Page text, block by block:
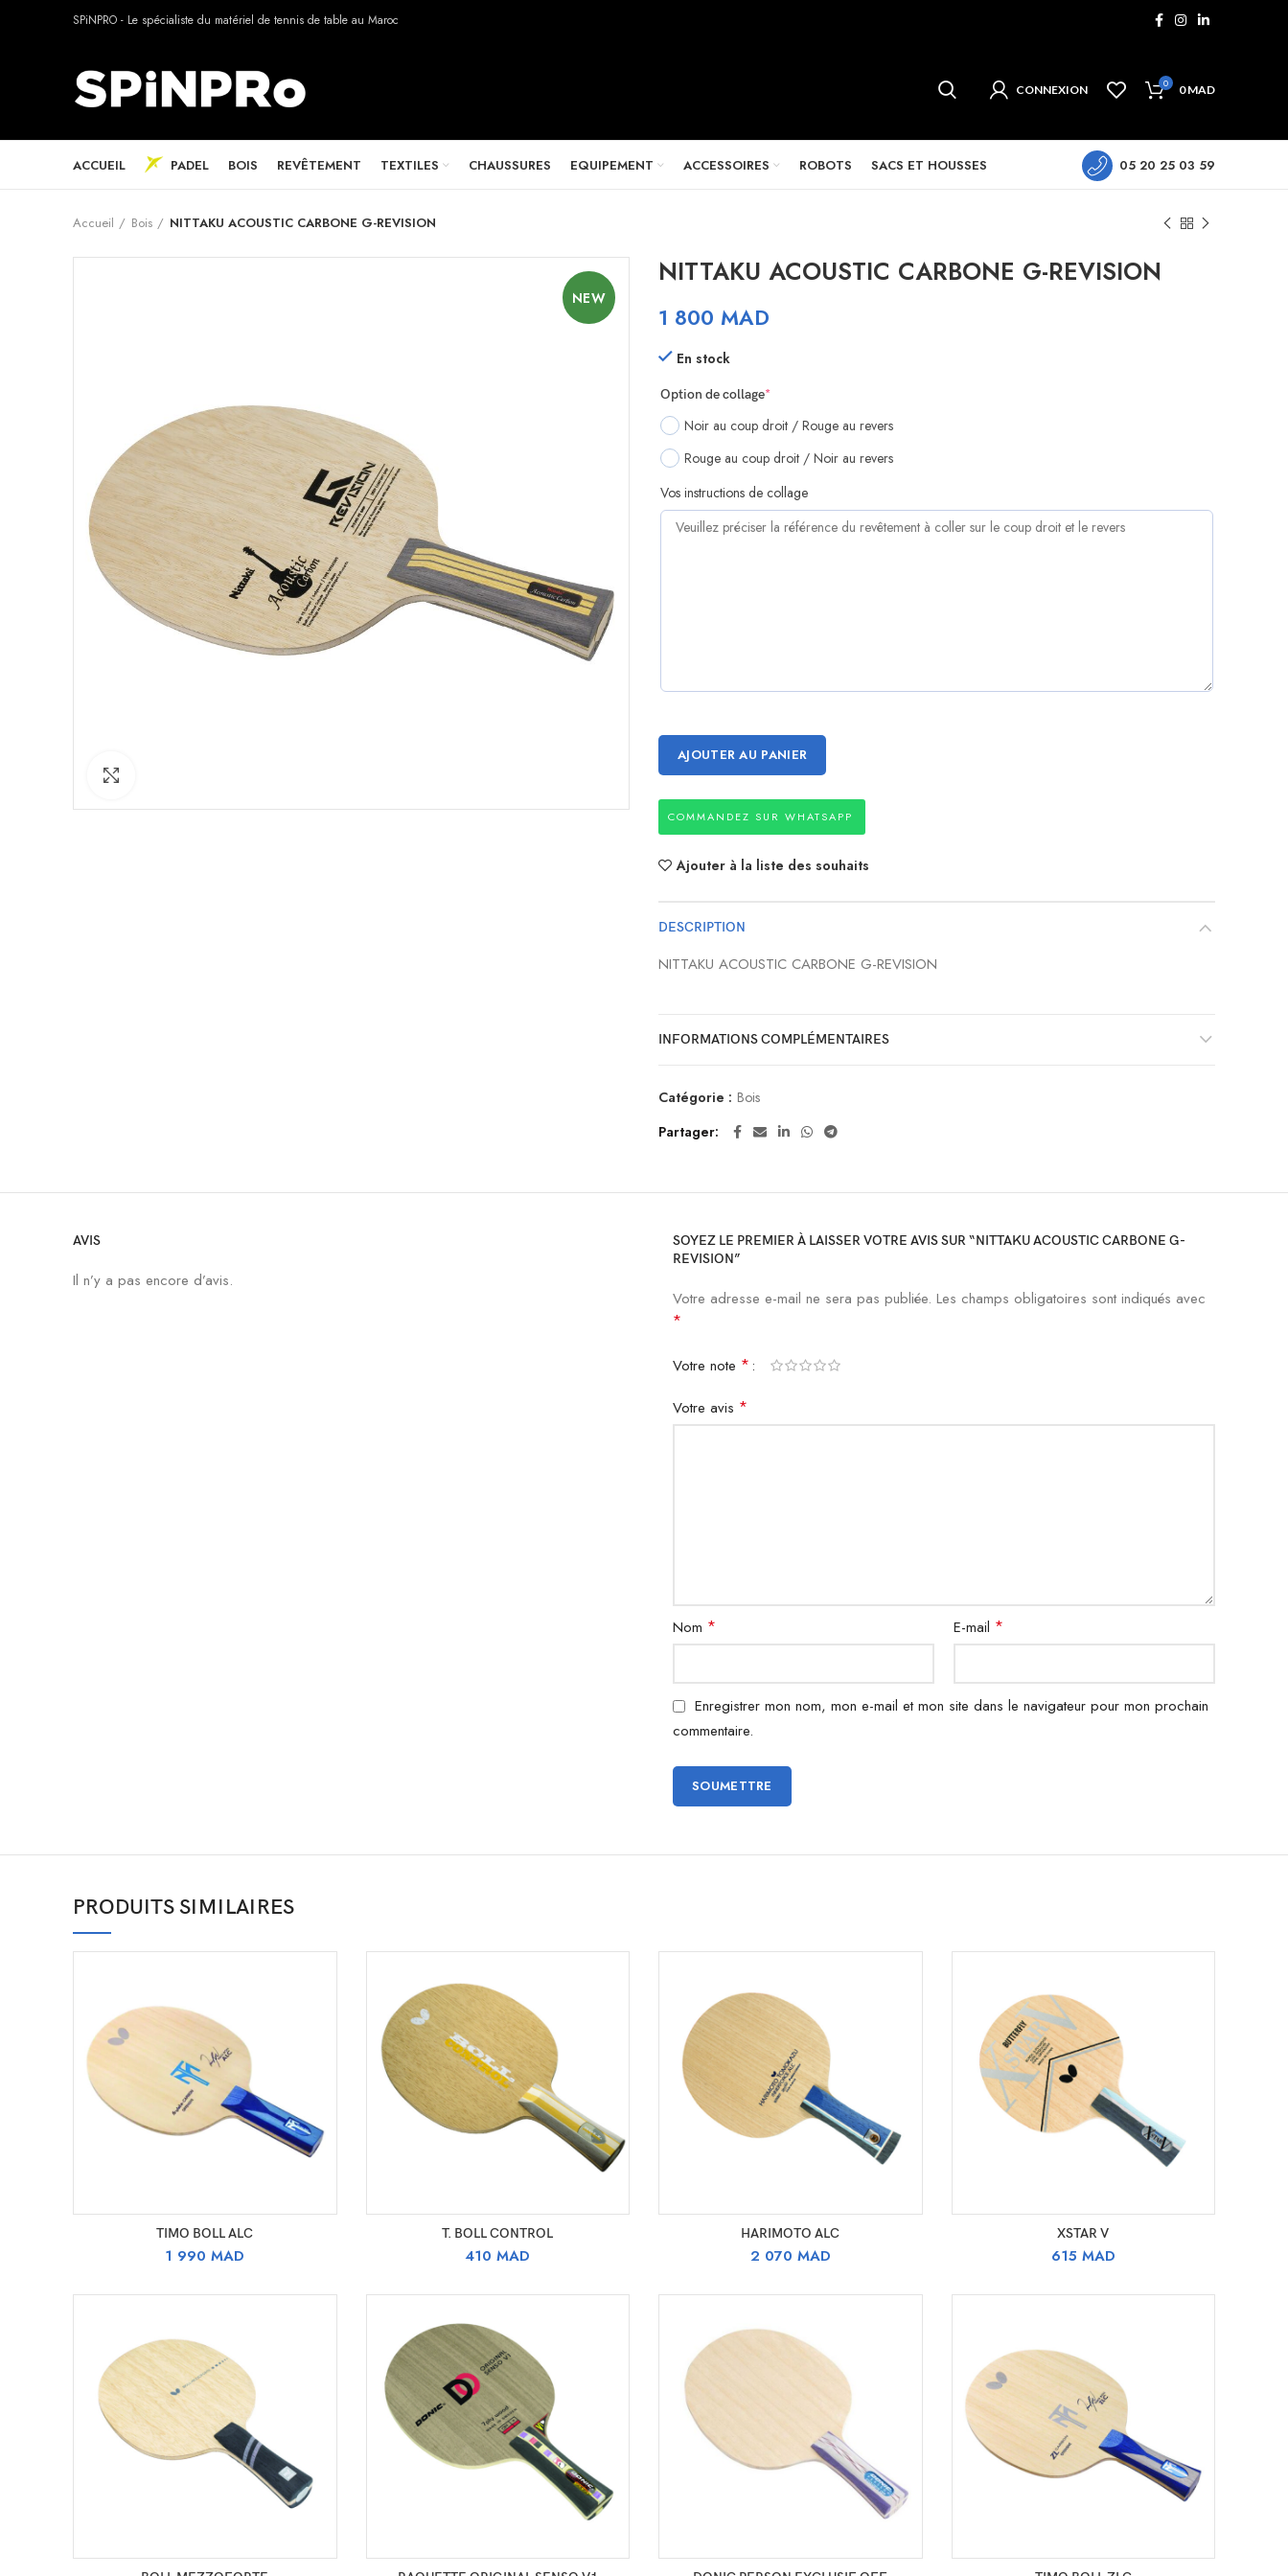
SPiNPRO - Le spécialiste du matériel de tennis de table au Maroc
CONNEXION 0 0MAD
ACCUEIL PADEL BOIS REVÊTEMENT TEXTILES CHAUSSURES EQUIPEMENT ACCESSOIRES ROBOTS SACS ET HOUSSES 05 20 25 03 59
Accueil Bois NITTAKU ACOUSTIC CARBONE G-REVISION
NEW
NITTAKU ACOUSTIC CARBONE G-REVISION
1 800 MAD
En stock
Option de collage*(required)
Noir au coup droit / Rouge au revers
Rouge au coup droit / Noir au revers
Vos instructions de collage
AJOUTER AU PANIER
COMMANDEZ SUR WHATSAPP
Ajouter à la liste des souhaits
DESCRIPTION
NITTAKU ACOUSTIC CARBONE G-REVISION
INFORMATIONS COMPLÉMENTAIRES
Catégorie : Bois
Partager
AVIS
Il n’y a pas encore d’avis.
SOYEZ LE PREMIER À LAISSER VOTRE AVIS SUR “NITTAKU ACOUSTIC CARBONE G-
REVISION”
Votre adresse e-mail ne sera pas publiée. Les champs obligatoires sont indiqués avec
*
Votre note *
Votre avis *
Nom * E-mail *
Enregistrer mon nom, mon e-mail et mon site dans le navigateur pour mon prochain
commentaire.
PRODUITS SIMILAIRES
SELECT OPTIONS
TIMO BOLL ALC
1 990MAD
SELECT OPTIONS
T. BOLL CONTROL
410MAD
SELECT OPTIONS
HARIMOTO ALC
2 070 MAD
SELECT OPTIONS
XSTAR V
615 MAD